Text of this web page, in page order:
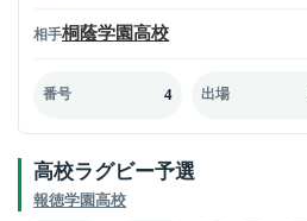
相手桐蔭学園高校
番号 4 出場
高校ラグビー予選
報徳学園高校